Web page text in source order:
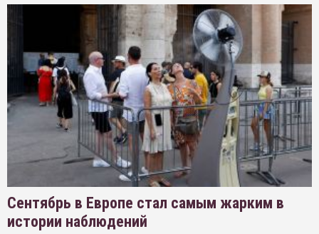
Сентябрь в Европе стал самым жарким в
истории наблюдений